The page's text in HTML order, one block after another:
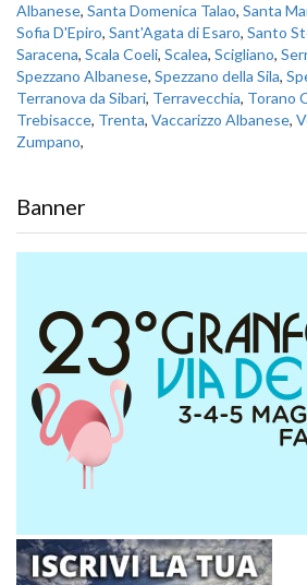
Albanese, Santa Domenica Talao, Santa
Sofia D'Epiro, Sant'Agata di Esaro, Santo
Saracena, Scala Coeli, Scalea, Scigliano,
Spezzano Albanese, Spezzano della Sila,
Terranova da Sibari, Terravecchia, Torano
Trebisacce, Trenta, Vaccarizzo Albanese,
Zumpano,
Banner